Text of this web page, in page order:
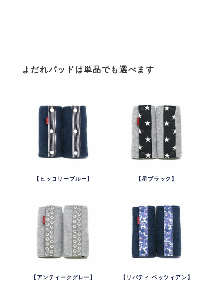
よだれパッドは単品でも選べます
【ヒッコリーブルー】 【星ブラック】
【アンティークグレー】 【リバティ ベッツィアン】